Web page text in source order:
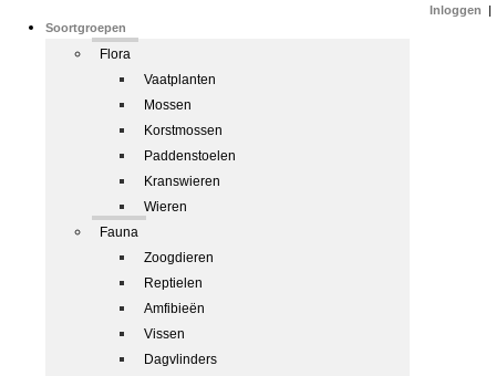
Soortgroepen
Flora
Vaatplanten
Mossen
Korstmossen
Paddenstoelen
Kranswieren
Wieren
Fauna
Zoogdieren
Reptielen
Amfibieën
Vissen
Dagvlinders
Inloggen |